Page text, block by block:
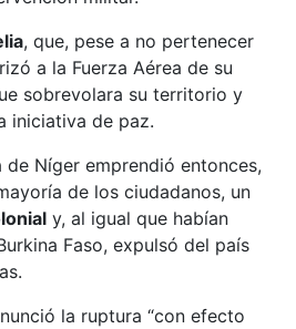
, que, pese a no pertenecer
a la Fuerza Aérea de su
sobrevolara su territorio y
iniciativa de paz.
Níger emprendió entonces,
de los ciudadanos, un
y, al igual que habían
Faso, expulsó del país
la ruptura “con efecto